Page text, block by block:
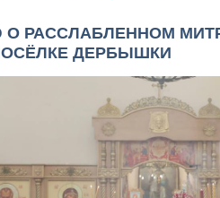
О РАССЛАБЛЕННОМ
ДЕРБЫШКИ